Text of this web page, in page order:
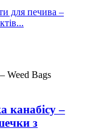
для печива –
канабісу –
з